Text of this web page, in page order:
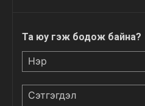
Та юу гэж бодож байна?